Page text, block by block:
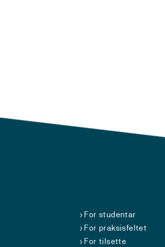
For studentar
For praksisfeltet
For tilsette